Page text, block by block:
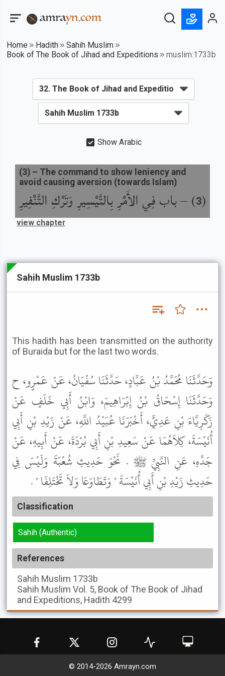
Home Hadith
Sahih Muslim
Book of The Book of Jihad and Expeditions
muslim:1733b
Show Arabic
(
3
) –باب فِي الأَمْرِ بِالتَّيْسِيرِ وَتَرْكِ التَّنْفِيرِ
(3) – The command to show leniency and
avoid causing aversion (towards Islam)
view chapter
Sahih Muslim 1733b
This hadith has been transmitted on the authority
of Buraida but for the last two words.
وَحَدَّثَنَا مُحَمَّدُ بْنُ عَبَّادٍ، حَدَّثَنَا سُفْيَانُ، عَنْ عَمْرٍو، ح
وَحَدَّثَنَا إِسْحَاقُ بْنُ إِبْرَاهِيمَ، وَابْنُ أَبِي خَلَفٍ عَنْ
زَكَرِيَّاءَ بْنِ عَدِيٍّ، أَخْبَرَنَا عُبَيْدُ اللَّهِ، عَنْ زَيْدِ بْنِ أَبِي
أُنَيْسَةَ، كِلاَهُمَا عَنْ سَعِيدِ بْنِ أَبِي بُرْدَةَ، عَنْ أَبِيهِ، عَنْ
جَدِّهِ، عَنِ النَّبِيِّ ﷺ . نَحْوَ حَدِيثِ شُعْبَةَ وَلَيْسَ فِي
حَدِيثِ زَيْدِ بْنِ أَبِي أُنَيْسَةَ " وَتَطَاوَعَا وَلاَ تَخْتَلِفَا " .
Classification
Sahih (Authentic)
References
Sahih Muslim 1733b
Sahih Muslim Vol. 5, Book of The Book of Jihad
and Expeditions, Hadith 4299
© 2014-2026 Amrayn.com